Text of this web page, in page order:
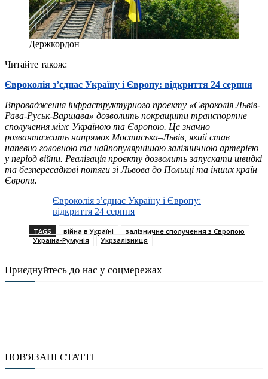
Держкордон
Читайте також:
Євроколія з’єднає Україну і Європу: відкриття 24 серпня
Впровадження інфраструктурного проєкту «Євроколія Львів-
Рава-Руськ-Варшава» дозволить покращити транспортне
сполучення між Україною та Європою. Це значно
розвантажить напрямок Мостиська–Львів, який став
напевно головною та найпопулярнішою залізничною артерією
у період війни. Реалізація проєкту дозволить запускати швидкі
та безпересадкові потяги зі Львова до Польщі та інших країн
Європи.
Євроколія з’єднає Україну і Європу:
відкриття 24 серпня
TAGS війна в Україні
залізничне сполучення з Європою
Україна-Румунія
Укрзалізниця
Приєднуйтесь до нас у соцмережах
ПОВ'ЯЗАНІ СТАТТІ